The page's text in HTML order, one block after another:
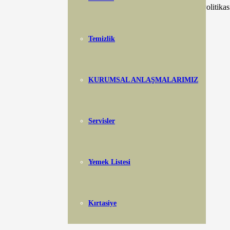
Temizlik
KURUMSAL ANLAŞMALARIMIZ
Servisler
Yemek Listesi
Kırtasiye
– Gizlilik